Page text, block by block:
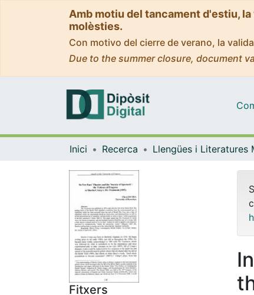
Amb motiu del tancament d'estiu,
molèsties.
Con motivo del cierre de verano, la
Due to the summer closure, document
Inici Recerca
Fitxers